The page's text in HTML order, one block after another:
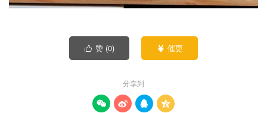
 赞 (0)  催更
分享到
   